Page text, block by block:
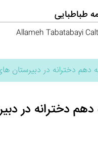
طباطبایی
Allameh Tabatabayi
دخترانه در دبیرستان
دخترانه در